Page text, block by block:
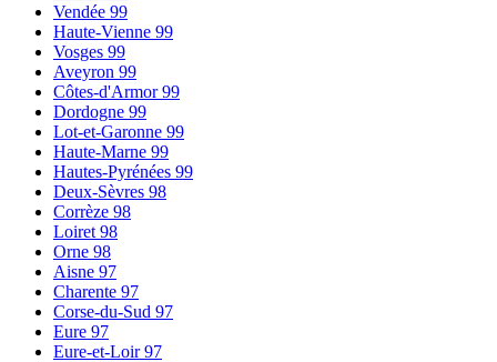
Vendée 99
Haute-Vienne 99
Vosges 99
Aveyron 99
Côtes-d'Armor 99
Dordogne 99
Lot-et-Garonne 99
Haute-Marne 99
Hautes-Pyrénées 99
Deux-Sèvres 98
Corrèze 98
Loiret 98
Orne 98
Aisne 97
Charente 97
Corse-du-Sud 97
Eure 97
Eure-et-Loir 97